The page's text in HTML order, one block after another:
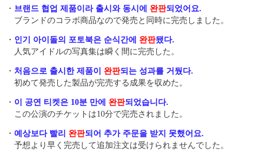
・ 브랜드 협업 제품이라 출시와 동시에 완판되었어요.
ブランドのコラボ商品なので発売と同時に完売しました。
・ 인기 아이돌의 포토북은 순식간에 완판됐다.
人気アイドルの写真集は瞬く間に完売した。
・ 처음으로 출시한 제품이 완판되는 성과를 거뒀다.
初めて発売した製品が完売する成果を収めた。
・ 이 공연 티켓은 10분 만에 완판되었습니다.
この公演のチケットは10分で完売されました。
・ 예상보다 빨리 완판되어 추가 주문을 받지 못했어요.
予想より早く完売して追加注文は受けられませんでした。